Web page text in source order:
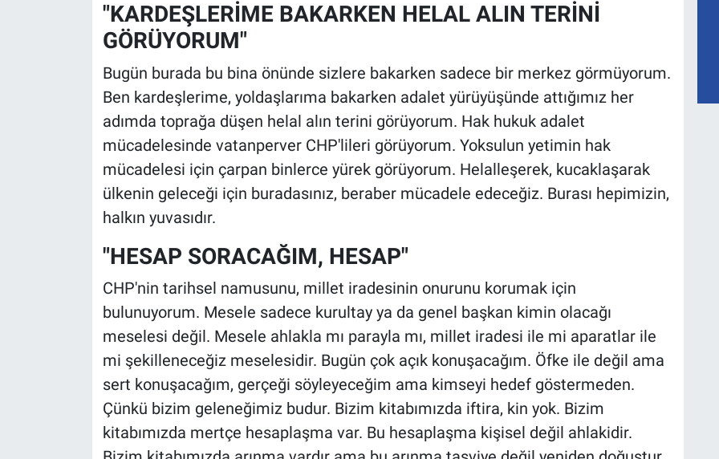
"KARDEŞLERİME BAKARKEN HELAL ALIN TERİNİ
GÖRÜYORUM"
Bugün burada bu bina önünde sizlere bakarken sadece bir merkez görmüyorum.
Ben kardeşlerime, yoldaşlarıma bakarken adalet yürüyüşünde attığımız her
adımda toprağa düşen helal alın terini görüyorum. Hak hukuk adalet
mücadelesinde vatanperver CHP'lileri görüyorum. Yoksulun yetimin hak
mücadelesi için çarpan binlerce yürek görüyorum. Helalleşerek, kucaklaşarak
ülkenin geleceği için buradasınız, beraber mücadele edeceğiz. Burası hepimizin,
halkın yuvasıdır.
"HESAP SORACAĞIM, HESAP"
CHP'nin tarihsel namusunu, millet iradesinin onurunu korumak için
bulunuyorum. Mesele sadece kurultay ya da genel başkan kimin olacağı
meselesi değil. Mesele ahlakla mı parayla mı, millet iradesi ile mi aparatlar ile
mi şekilleneceğiz meselesidir. Bugün çok açık konuşacağım. Öfke ile değil ama
sert konuşacağım, gerçeği söyleyeceğim ama kimseyi hedef göstermeden.
Çünkü bizim geleneğimiz budur. Bizim kitabımızda iftira, kin yok. Bizim
kitabımızda mertçe hesaplaşma var. Bu hesaplaşma kişisel değil ahlakidir.